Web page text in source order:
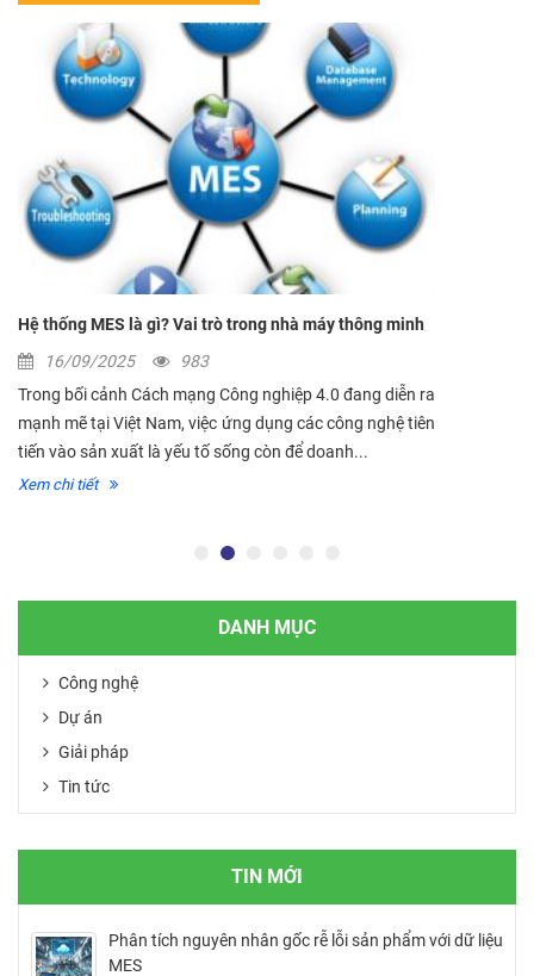
Hệ thống MES là gì? Vai trò trong nhà máy thông minh
16/09/2025
983
Trong bối cảnh Cách mạng Công nghiệp 4.0 đang diễn ra
mạnh mẽ tại Việt Nam, việc ứng dụng các công nghệ tiên
tiến vào sản xuất là yếu tố sống còn để doanh...
Xem chi tiết
DANH MỤC
Công nghệ
Dự án
Giải pháp
Tin tức
TIN MỚI
Phân tích nguyên nhân gốc rễ lỗi sản phẩm với dữ liệu
MES